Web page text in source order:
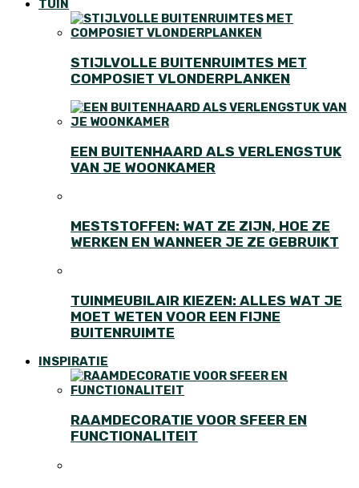
TUIN
STIJLVOLLE BUITENRUIMTES MET
COMPOSIET VLONDERPLANKEN
EEN BUITENHAARD ALS VERLENGSTUK
VAN JE WOONKAMER
MESTSTOFFEN: WAT ZE ZIJN, HOE ZE
WERKEN EN WANNEER JE ZE GEBRUIKT
TUINMEUBILAIR KIEZEN: ALLES WAT JE
MOET WETEN VOOR EEN FIJNE
BUITENRUIMTE
INSPIRATIE
RAAMDECORATIE VOOR SFEER EN
FUNCTIONALITEIT